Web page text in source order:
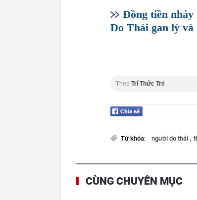
Đồng tiền nhảy
Do Thái gan lỳ và
Theo Trí Thức Trẻ
Từ khóa: người do thái ,
CÙNG CHUYÊN MỤC